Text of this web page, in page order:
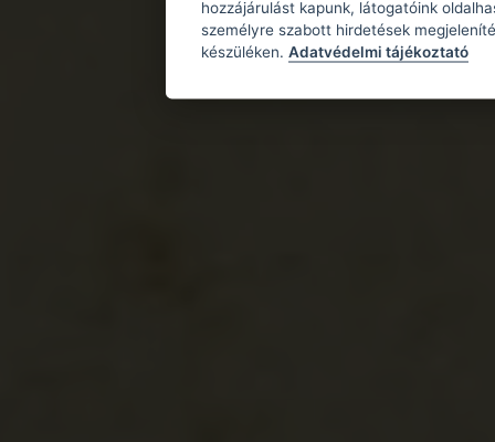
hozzájárulást kapunk, látogatóink
személyre szabott hirdetések
készüléken. Adatvédelmi tájékoztató